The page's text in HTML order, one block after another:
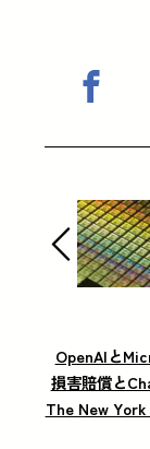
OpenAIと
損害賠償と
The New